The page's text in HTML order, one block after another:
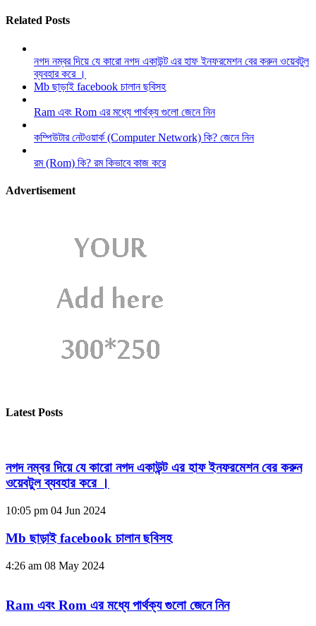
Related Posts
নগদ নম্বর দিয়ে যে কারো নগদ একাউন্ট এর হাফ ইনফরমেশন বের করুন ওয়েবটুল
ব্যবহার করে ।
Mb ছাড়াই facebook চালান ছবিসহ
Ram এবং Rom এর মধ্যে পার্থক্য গুলো জেনে নিন
কম্পিউটার নেটওয়ার্ক (Computer Network) কি? জেনে নিন
রম (Rom) কি? রম কিভাবে কাজ করে
Advertisement
Latest Posts
নগদ নম্বর দিয়ে যে কারো নগদ একাউন্ট এর হাফ ইনফরমেশন বের করুন
ওয়েবটুল ব্যবহার করে ।
10:05 pm 04 Jun 2024
Mb ছাড়াই facebook চালান ছবিসহ
4:26 am 08 May 2024
Ram এবং Rom এর মধ্যে পার্থক্য গুলো জেনে নিন